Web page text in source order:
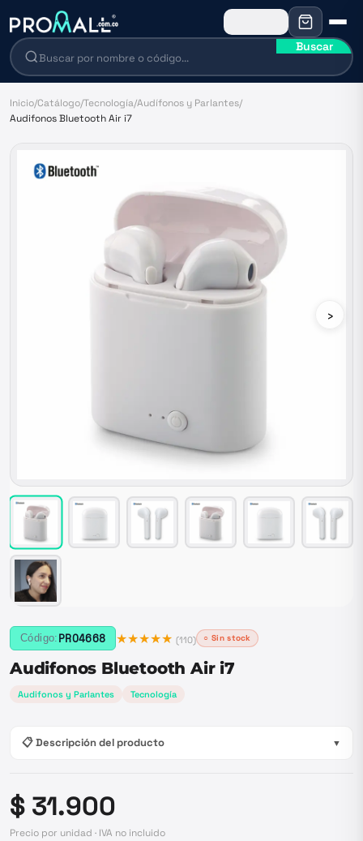
Buscar
Inicio/Catálogo/Tecnología/Audífonos y Parlantes/
Audifonos Bluetooth Air i7
›
Código: PRO4668 ★★★★★ (110) ○ Sin stock
Audifonos Bluetooth Air i7
Audifonos y Parlantes Tecnología
📋 Descripción del producto ▼
$ 31.900
Precio por unidad · IVA no incluido